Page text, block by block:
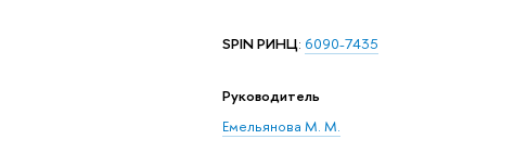
SPIN РИНЦ: 6090-7435
Руководитель
Емельянова М. М.